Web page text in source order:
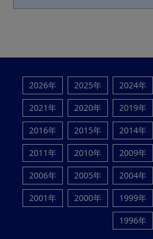
2026年 2025年 2024年
2021年
2020年 2019年
2016年
2015年 2014年
2011年
2010年 2009年
2006年
2005年 2004年
2001年
2000年 1999年
1996年